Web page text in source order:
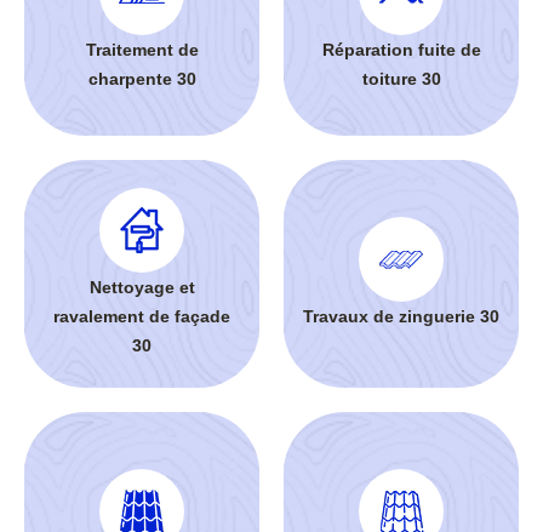
Traitement de
charpente 30
Réparation fuite de
toiture 30
Nettoyage et
ravalement de façade
30
Travaux de zinguerie 30